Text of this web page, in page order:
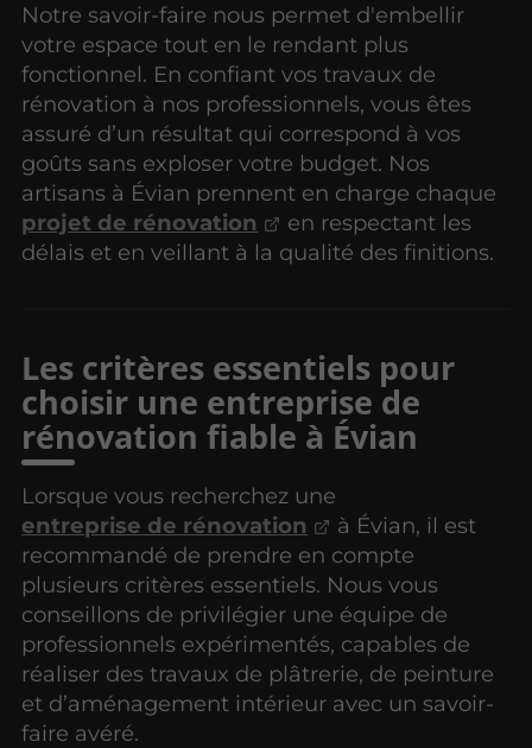
Notre savoir-faire nous permet d'embellir
votre espace tout en le rendant plus
fonctionnel. En confiant vos travaux de
rénovation à nos professionnels, vous êtes
assuré d’un résultat qui correspond à vos
goûts sans exploser votre budget. Nos
artisans à Évian prennent en charge chaque
projet de rénovation
en respectant les
délais et en veillant à la qualité des finitions.
Les critères essentiels pour
choisir une entreprise de
rénovation fiable à Évian
Lorsque vous recherchez une
entreprise de rénovation
à Évian, il est
recommandé de prendre en compte
plusieurs critères essentiels. Nous vous
conseillons de privilégier une équipe de
professionnels expérimentés, capables de
réaliser des travaux de plâtrerie, de peinture
et d’aménagement intérieur avec un savoir-
faire avéré.